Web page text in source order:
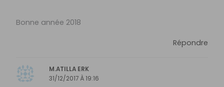
Bonne année 2018
Répondre
M.ATILLA ERK
31/12/2017 À 19:16